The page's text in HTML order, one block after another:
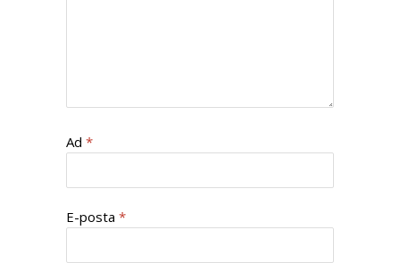
Ad *
E-posta *